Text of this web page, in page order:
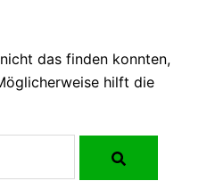
das finden konnten,
hilft die